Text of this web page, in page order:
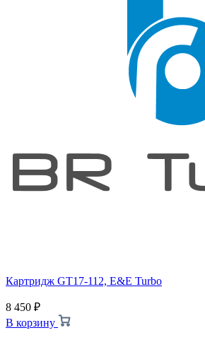
Картридж GT17-112, E&E Turbo
8 450 ₽
В корзину